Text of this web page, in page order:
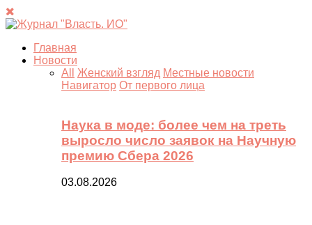
Главная
Новости
All
Женский взгляд Местные новости
Навигатор От первого лица
Наука в моде: более чем на треть
выросло число заявок на Научную
премию Сбера 2026
03.08.2026